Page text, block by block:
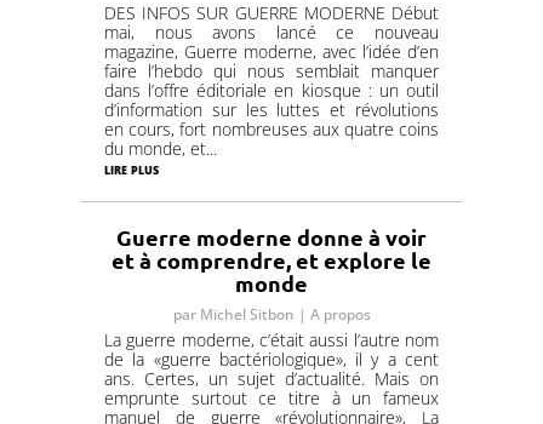
DES INFOS SUR GUERRE MODERNE Début
mai, nous avons lancé ce nouveau
magazine, Guerre moderne, avec l’idée d’en
faire l’hebdo qui nous semblait manquer
dans l’offre éditoriale en kiosque : un outil
d’information sur les luttes et révolutions
en cours, fort nombreuses aux quatre coins
du monde, et...
lire plus
Guerre moderne donne à voir
et à comprendre, et explore le
monde
par Michel Sitbon | A propos
La guerre moderne, c’était aussi l’autre nom
de la «guerre bactériologique», il y a cent
ans. Certes, un sujet d’actualité. Mais on
emprunte surtout ce titre à un fameux
manuel de guerre «révolutionnaire», La